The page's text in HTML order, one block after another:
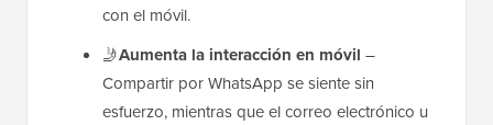
con el móvil.
🤳Aumenta la interacción en móvil –
Compartir por WhatsApp se siente sin
esfuerzo, mientras que el correo electrónico u